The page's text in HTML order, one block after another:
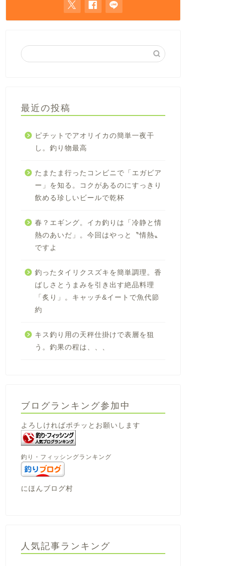
最近の投稿
ピチットでアオリイカの簡単一夜干
し。釣り物最高
たまたま行ったコンビニで「エガビア
ー」を知る。コクがあるのにすっきり
飲める珍しいビールで乾杯
春？エギング。イカ釣りは「冷静と情
熱のあいだ」。今回はやっと〝情熱〟
ですよ
釣ったタイリクスズキを簡単調理。香
ばしさとうまみを引き出す絶品料理
「炙り」。キャッチ&イートで魚代節
約
キス釣り用の天秤仕掛けで表層を狙
う。釣果の程は、、、
ブログランキング参加中
よろしければポチッとお願いします
釣り・フィッシングランキング
にほんブログ村
人気記事ランキング